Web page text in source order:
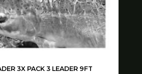
3X PACK 3 LEADER 9FT